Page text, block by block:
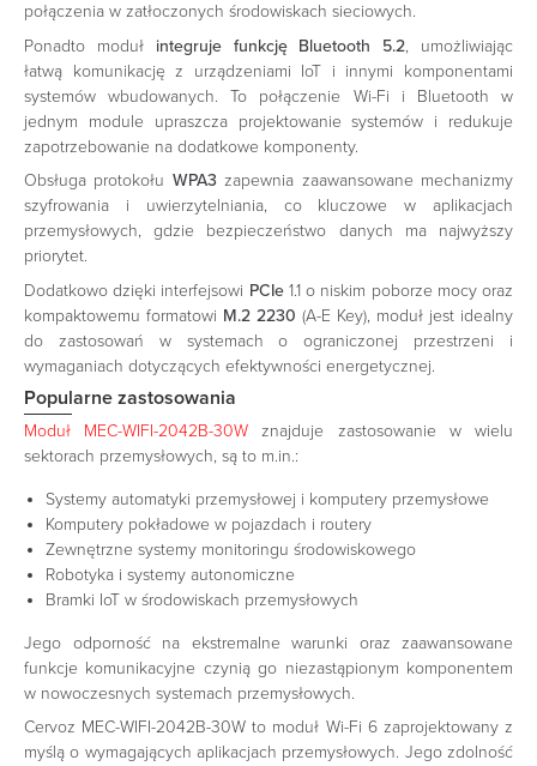
połączenia w zatłoczonych środowiskach sieciowych.
Ponadto moduł integruje funkcję Bluetooth 5.2, umożliwiając
łatwą komunikację z urządzeniami IoT i innymi komponentami
systemów wbudowanych. To połączenie Wi-Fi i Bluetooth w
jednym module upraszcza projektowanie systemów i redukuje
zapotrzebowanie na dodatkowe komponenty.
Obsługa protokołu WPA3 zapewnia zaawansowane mechanizmy
szyfrowania i uwierzytelniania, co kluczowe w aplikacjach
przemysłowych, gdzie bezpieczeństwo danych ma najwyższy
priorytet.​
Dodatkowo dzięki interfejsowi PCIe1.1 o niskim poborze mocy oraz
kompaktowemu formatowi M.2 2230 (A-E Key), moduł jest idealny
do zastosowań w systemach o ograniczonej przestrzeni i
wymaganiach dotyczących efektywności energetycznej.
Popularne zastosowania
Moduł MEC-WIFI-2042B-30W znajduje zastosowanie w wielu
sektorach przemysłowych, są to m.in.:​
Systemy automatyki przemysłowej i komputery przemysłowe
Komputery pokładowe w pojazdach i routery
Zewnętrzne systemy monitoringu środowiskowego
Robotyka i systemy autonomiczne
Bramki IoT w środowiskach przemysłowych​
Jego odporność na ekstremalne warunki oraz zaawansowane
funkcje komunikacyjne czynią go niezastąpionym komponentem
w nowoczesnych systemach przemysłowych.​
Cervoz MEC-WIFI-2042B-30W to moduł Wi-Fi 6 zaprojektowany z
myślą o wymagających aplikacjach przemysłowych. Jego zdolność